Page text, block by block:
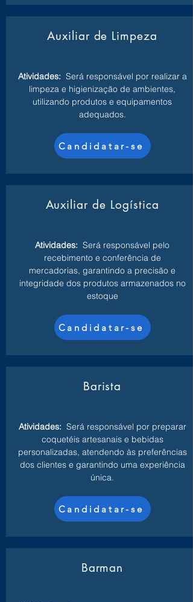
Auxiliar de Limpeza
Atividades: Será responsável por realizar a
limpeza e higienização de ambientes,
utilizando produtos e equipamentos
adequados.
Candidatar-se
Auxiliar de Logística
Atividades: Será responsável pelo
recebimento e conferência de
mercadorias, garantindo a precisão e
integridade dos produtos armazenados no
estoque
Candidatar-se
Barista
Atividades: Será responsável por preparar
coquetéis artesanais e bebidas
personalizadas, atendendo às preferências
dos clientes e garantindo uma experiência
única.
Candidatar-se
Barman